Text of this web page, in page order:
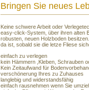
Bringen Sie neues
Keine schwere Arbeit oder
easy-click-System, über ihren alten
robusten, neuen Holzboden
da ist, sobald sie die letze Fliese
einfach zu verlegen
kein Hämmern ,Kleben, Schrauben
Kein Zeitaufwand für
verschönerung Ihres zu Zuhauses
langlebig und widerstandsfähig
einfach rausnehmen wenn Sie